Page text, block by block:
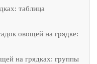
таблица
овощей на грядке:
на грядках: группы